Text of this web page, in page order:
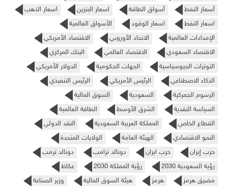
أسعار النفط
أسواق الطاقة اسعار البنزين
اسعار الذهب
اسعار النفط
اسعار الوقود
الأسواق العالمية
الإمدادات العالمية
الاتحاد الأوروبي
الاقتصاد الأمريكي
الاقتصاد السعودي
الاقتصاد العالمي
البنك المركزي
التوترات الجيوسياسية
الجهات الحكومية
الدولار الأمريكي
الذكاء الاصطناعي
الرئيس الأمريكي
الرئيس التنفيذي
الرسوم الجمركية
السعودية
السوق المالية
السياسة النقدية
الشرق الأوسط
الطاقة العالمية
القطاع الخاص
المملكة العربية السعودية
النقد الدولي
النمو الاقتصادي
الهيئة العامة
الولايات المتحدة
حرب إيران
حرب ايران دونالد ترامب
دونالد ترمب
رؤية السعودية 2030
رؤية المملكة 2030
عكاظ
مضيق هرمز
هرمز هيئة السوق المالية وزير الصناعة